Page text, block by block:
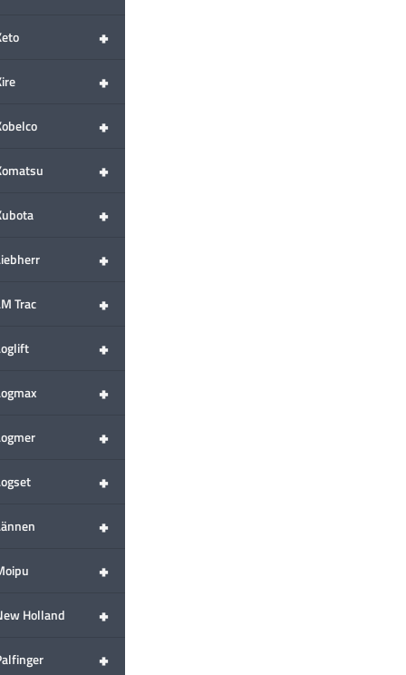
+
+
+
+
+
+
+
Trac
+
+
+
+
+
+
+
Holland
+